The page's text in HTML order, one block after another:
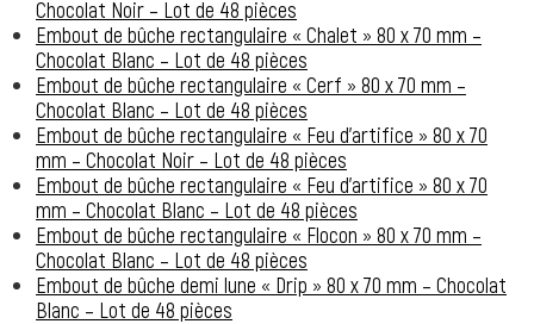
Chocolat Noir – Lot de 48 pièces
Embout de bûche rectangulaire « Chalet » 80 x 70 mm –
Chocolat Blanc – Lot de 48 pièces
Embout de bûche rectangulaire « Cerf » 80 x 70 mm –
Chocolat Blanc – Lot de 48 pièces
Embout de bûche rectangulaire « Feu d’artifice » 80 x 70
mm – Chocolat Noir – Lot de 48 pièces
Embout de bûche rectangulaire « Feu d’artifice » 80 x 70
mm – Chocolat Blanc – Lot de 48 pièces
Embout de bûche rectangulaire « Flocon » 80 x 70 mm –
Chocolat Blanc – Lot de 48 pièces
Embout de bûche demi lune « Drip » 80 x 70 mm – Chocolat
Blanc – Lot de 48 pièces